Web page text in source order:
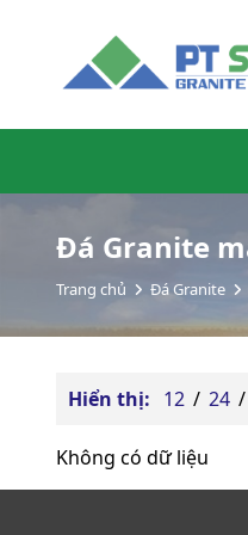
Đá Granite
Trang chủ Đá Granite
Hiển thị: 12 / 24 /
Không có dữ liệu